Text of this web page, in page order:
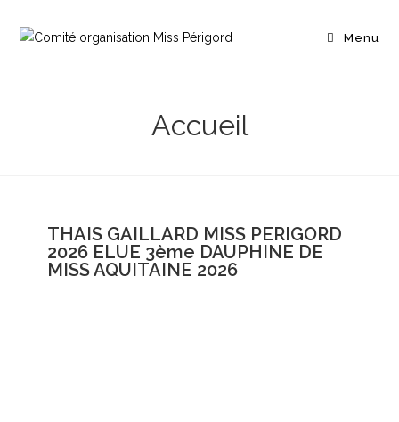
Menu
Accueil
THAIS GAILLARD MISS PERIGORD
2026 ELUE 3ème DAUPHINE DE
MISS AQUITAINE 2026